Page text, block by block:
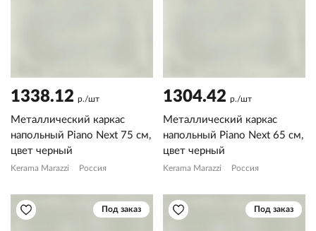
1338.12 р./шт
Металлический каркас
напольный Piano Next 75 см,
цвет черный
Kerama Marazzi Россия
1304.42 р./шт
Металлический каркас
напольный Piano Next 65 см,
цвет черный
Kerama Marazzi Россия
Под заказ Под заказ